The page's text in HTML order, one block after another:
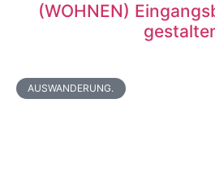
(WOHNEN)
AUSWANDERUNG.